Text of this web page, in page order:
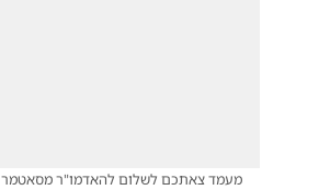
מעמד צאתכם לשלום להאדמו"ר מסאטמר